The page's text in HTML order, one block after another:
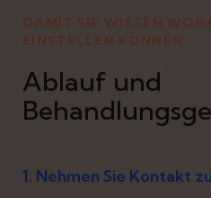
DAMIT SIE WISSEN
EINSTELLEN KÖNNEN!
Ablauf und
1. Nehmen Sie Kontakt